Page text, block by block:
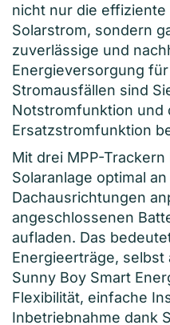
nicht nur die effiziente
Solarstrom, sondern
zuverlässige und
Energieversorgung
Stromausfällen sind
Notstromfunktion und
Ersatzstromfunktion
Mit drei MPP-
Solaranlage optimal
Dachausrichtungen
angeschlossenen
aufladen. Das
Energieerträge,
Sunny Boy Smart
Flexibilität, einfache
Inbetriebnahme dank